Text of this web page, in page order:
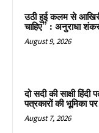
उठी हुई कलम से आखिरी
चाहिए” : अनुराधा
August 9, 2026
दो सदी की साक्षी हिंदी
पत्रकारों की भूमिका
August 7, 2026